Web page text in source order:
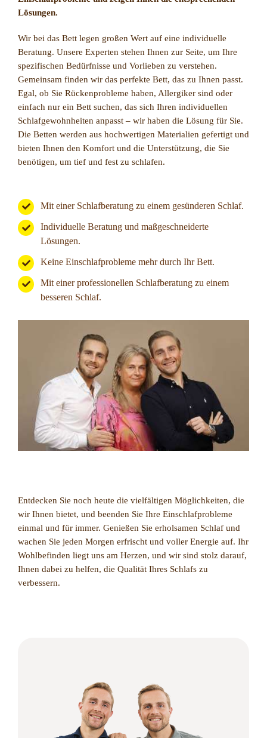
Lösungen.
Wir bei das Bett legen großen Wert auf eine individuelle
Beratung. Unsere Experten stehen Ihnen zur Seite, um Ihre
spezifischen Bedürfnisse und Vorlieben zu verstehen.
Gemeinsam finden wir das perfekte Bett, das zu Ihnen passt.
Egal, ob Sie Rückenprobleme haben, Allergiker sind oder
einfach nur ein Bett suchen, das sich Ihren individuellen
Schlafgewohnheiten anpasst – wir haben die Lösung für Sie.
Die Betten werden aus hochwertigen Materialien gefertigt und
bieten Ihnen den Komfort und die Unterstützung, die Sie
benötigen, um tief und fest zu schlafen.
Mit einer Schlafberatung zu einem gesünderen Schlaf.
Individuelle Beratung und maßgeschneiderte
Lösungen.
Keine Einschlafprobleme mehr durch Ihr Bett.
Mit einer professionellen Schlafberatung zu einem
besseren Schlaf.
Entdecken Sie noch heute die vielfältigen Möglichkeiten, die
wir Ihnen bietet, und beenden Sie Ihre Einschlafprobleme
einmal und für immer. Genießen Sie erholsamen Schlaf und
wachen Sie jeden Morgen erfrischt und voller Energie auf. Ihr
Wohlbefinden liegt uns am Herzen, und wir sind stolz darauf,
Ihnen dabei zu helfen, die Qualität Ihres Schlafs zu
verbessern.